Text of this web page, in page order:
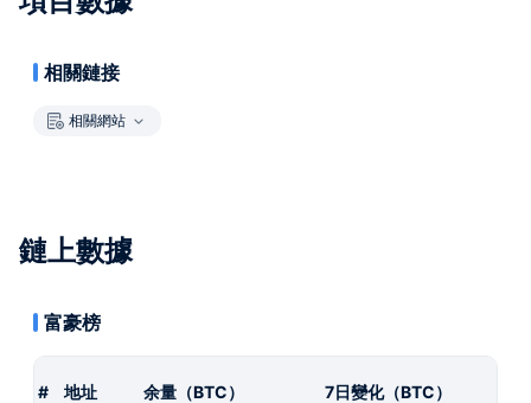
相關鏈接
相關網站
鏈上數據
富豪榜
# 地址 余量（BTC） 7日變化（BTC）